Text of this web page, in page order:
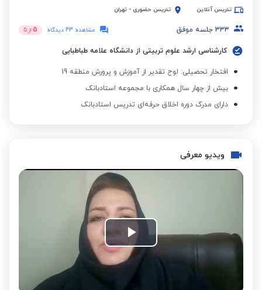
تدریس آنلاین تدریس حضوری - تهران
333 جلسه موفق مشاهده 43 دیدگاه 5 از 5
کارشناسی ارشد علوم تربیتی از دانشگاه علامه طباطبایی
افتخار تحصیلی: لوح تقدیر از آموزش و پرورش منطقه 19
بیش از چهار سال همکاری با مجموعه استادبانک
دارای مدرک دوره اخلاق حرفه‌ای تدریس استادبانک
ویدیو معرفی
Play
Video